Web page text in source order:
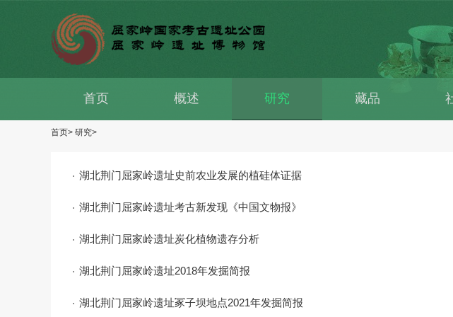
首页 概述 研究 藏品
首页> 研究>
湖北荆门屈家岭遗址史前农业发展的植硅体证据
湖北荆门屈家岭遗址考古新发现《中国文物报》
湖北荆门屈家岭遗址炭化植物遗存分析
湖北荆门屈家岭遗址2018年发掘简报
湖北荆门屈家岭遗址冢子坝地点2021年发掘简报